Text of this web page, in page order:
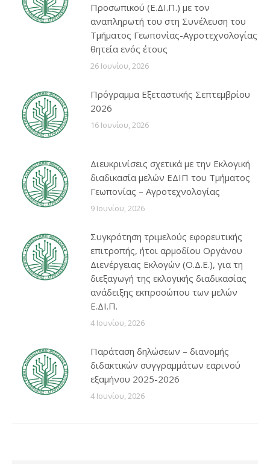
Προσωπικού (Ε.ΔΙ.Π.) με τον
αναπληρωτή του στη Συνέλευση του
Τμήματος Γεωπονίας-Αγροτεχνολογίας
θητεία ενός έτους
26 Ιουνίου, 2026
Πρόγραμμα Εξεταστικής Σεπτεμβρίου
2026
16 Ιουνίου, 2026
Διευκρινίσεις σχετικά με την Εκλογική
διαδικασία μελών ΕΔΙΠ του Τμήματος
Γεωπονίας – Αγροτεχνολογίας
9 Ιουνίου, 2026
Συγκρότηση τριμελούς εφορευτικής
επιτροπής, ήτοι αρμοδίου Οργάνου
Διενέργειας Εκλογών (Ο.Δ.Ε.), για τη
διεξαγωγή της εκλογικής διαδικασίας
ανάδειξης εκπροσώπου των μελών
Ε.ΔΙ.Π.
4 Ιουνίου, 2026
Παράταση δηλώσεων – διανομής
διδακτικών συγγραμμάτων εαρινού
εξαμήνου 2025-2026
4 Ιουνίου, 2026